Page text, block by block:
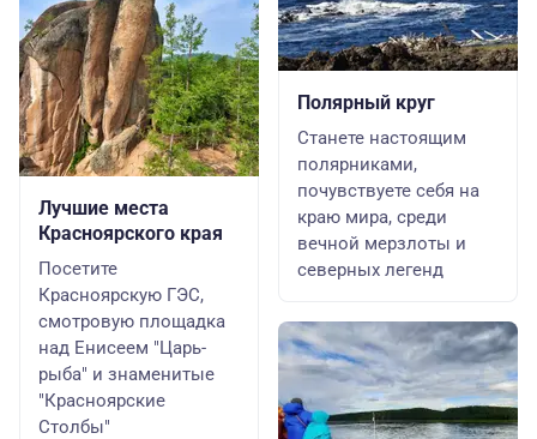
Лучшие места
Красноярского края
Посетите
Красноярскую ГЭС,
смотровую площадка
над Енисеем "Царь-
рыба" и знаменитые
"Красноярские
Столбы"
Полярный круг
Станете настоящим
полярниками,
почувствуете себя на
краю мира, среди
вечной мерзлоты и
северных легенд